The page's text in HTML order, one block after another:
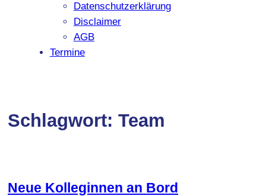
Datenschutzerklärung
Disclaimer
AGB
Termine
Schlagwort: Team
Neue Kolleginnen an Bord